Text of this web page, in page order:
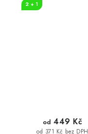
2 + 1
od 371 Kč bez DPH
od 449 Kč